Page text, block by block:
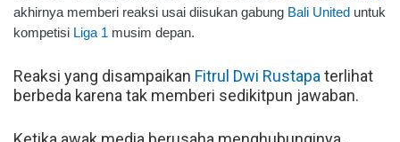
akhirnya memberi reaksi usai diisukan gabung Bali United untuk
kompetisi Liga 1
Reaksi yang disampaikan Fitrul Dwi Rustapa terlihat
berbeda karena tak memberi sedikitpun jawaban.